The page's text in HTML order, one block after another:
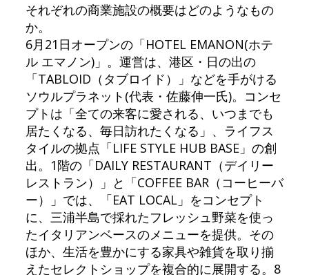
それぞれの商業施設の概要はどのようなもの
か。
6月21日オープンの「HOTEL EMANON(ホテ
ル エマノン)」。運営は、港区・日の出の
「TABLOID（タブロイド）」などを手がける
ソウルプラネット(代表・佐藤伸一氏)。コンセ
プトは「全ての来客に愛される、いつまでも
居たくなる、毎日訪れたくなる」、ライフス
タイルの拠点「LIFE STYLE HUB BASE」の創
出。1階の「DAILY RESTAURANT（デイリー
レストラン）」と「COFFEE BAR（コーヒーバ
ー）」では、「EAT LOCAL」をコンセプト
に、三浦半島で採れたフレッシュ野菜を使っ
たイタリアンベースのメニューを提供。その
ほか、生活を豊かにする家具や雑貨を取り揃
えたセレクトショップを複合的に展開する。8